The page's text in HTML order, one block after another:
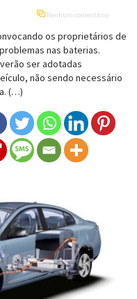
Nenhum comentário
os proprietários de
nas baterias.
ser adotadas
não sendo necessário
(…)